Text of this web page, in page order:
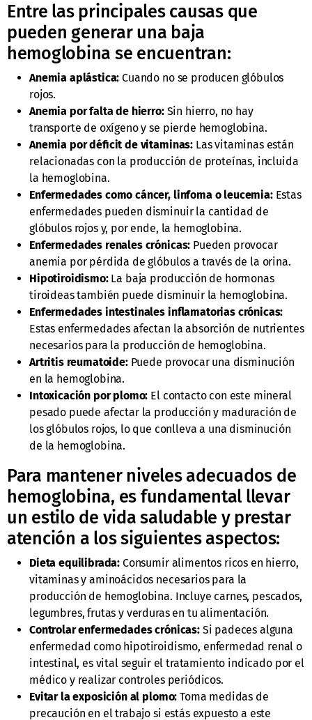
Entre las principales causas que
pueden generar una baja
hemoglobina se encuentran:
Anemia aplástica: Cuando no se producen glóbulos
rojos.
Anemia por falta de hierro:Sin hierro, no hay
transporte de oxígeno y se pierde hemoglobina.
Anemia por déficit de vitaminas: Las vitaminas están
relacionadas con la producción de proteínas, incluida
la hemoglobina.
Enfermedades como cáncer, linfoma o leucemia:Estas
enfermedades pueden disminuir la cantidad de
glóbulos rojos y, por ende, la hemoglobina.
Enfermedades renales crónicas: Pueden provocar
anemia por pérdida de glóbulos a través de la orina.
Hipotiroidismo:La baja producción de hormonas
tiroideas también puede disminuir la hemoglobina.
Enfermedades intestinales inflamatorias crónicas:
Estas enfermedades afectan la absorción de nutrientes
necesarios para la producción de hemoglobina.
Artritis reumatoide:Puede provocar una disminución
en la hemoglobina.
Intoxicación por plomo: El contacto con este mineral
pesado puede afectar la producción y maduración de
los glóbulos rojos, lo que conlleva a una disminución
de la hemoglobina.
Para mantener niveles adecuados de
hemoglobina, es fundamental llevar
un estilo de vida saludable y prestar
atención a los siguientes aspectos:
Dieta equilibrada: Consumir alimentos ricos en hierro,
vitaminas y aminoácidos necesarios para la
producción de hemoglobina. Incluye carnes, pescados,
legumbres, frutas y verduras en tu alimentación.
Controlar enfermedades crónicas:Si padeces alguna
enfermedad como hipotiroidismo, enfermedad renal o
intestinal, es vital seguir el tratamiento indicado por el
médico y realizar controles periódicos.
Evitar la exposición al plomo: Toma medidas de
precaución en el trabajo si estás expuesto a este